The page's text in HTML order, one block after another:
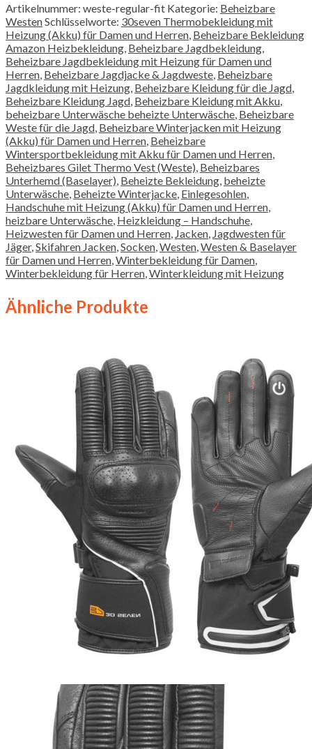
Artikelnummer: weste-regular-fit Kategorie: Beheizbare
WestenSchlüsselworte: 30seven Thermobekleidung mit
Heizung (Akku) für Damen und Herren Beheizbare Bekleidung
Amazon Heizbekleidung Beheizbare Jagdbekleidung
Beheizbare Jagdbekleidung mit Heizung für Damen und
Herren Beheizbare Jagdjacke & Jagdweste Beheizbare
Jagdkleidung mit Heizung Beheizbare Kleidung für die Jagd
Beheizbare Kleidung Jagd Beheizbare Kleidung mit Akku
beheizbare Unterwäsche beheizte Unterwäsche Beheizbare
Weste für die Jagd Beheizbare Winterjacken mit Heizung
(Akku) für Damen und Herren Beheizbare
Wintersportbekleidung mit Akku für Damen und Herren
Beheizbares Gilet Thermo Vest (Weste) Beheizbares
Unterhemd (Baselayer) Beheizte Bekleidung beheizte
Unterwäsche Beheizte Winterjacke Einlegesohlen
Handschuhe mit Heizung (Akku) für Damen und Herren
heizbare Unterwäsche Heizkleidung – Handschuhe
Heizwesten für Damen und Herren Jacken Jagdwesten für
Jäger, Skifahren Jacken Socken Westen Westen & Baselayer
für Damen und Herren Winterbekleidung für Damen
Winterbekleidung für Herren Winterkleidung mit Heizung
Ähnliche Produkte